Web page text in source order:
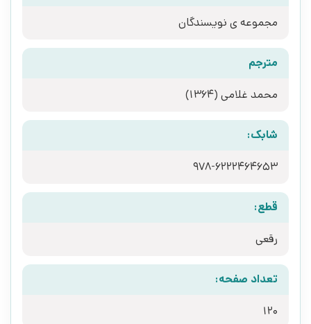
مجموعه ی نویسندگان
مترجم
محمد غلامی (1364)
شابک:
‭978-6222464653‬
قطع:
رقعی
تعداد صفحه:
120